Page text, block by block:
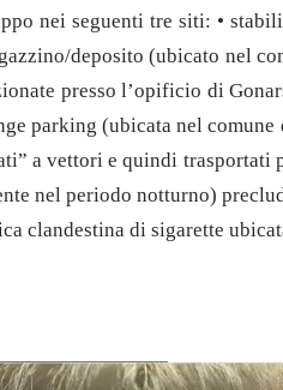
nei seguenti tre siti: •
deposito (ubicato nel
presso l’opificio di
parking (ubicata nel
a vettori e quindi trasportati
nel periodo notturno)
clandestina di sigarette